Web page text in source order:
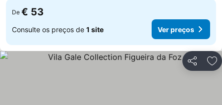
De € 53
Consulte os preços de 1 site Ver preços
Partilhar